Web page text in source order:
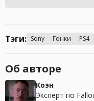
Тэги: Sony Гонки PS4
Об авторе
Коэн
Эксперт по